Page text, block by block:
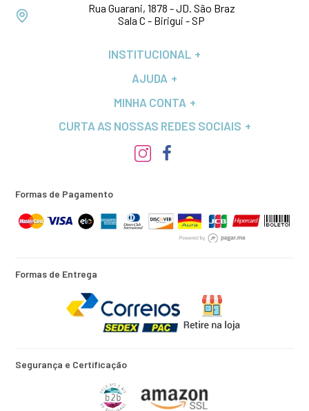
Rua Guarani, 1878 - JD. São Braz
Sala C - Birigui - SP
INSTITUCIONAL
AJUDA
MINHA CONTA
CURTA AS NOSSAS REDES SOCIAIS
Formas de Pagamento
Formas de Entrega
Segurança e Certificação